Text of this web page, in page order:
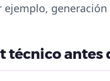
ejemplo,
técnico antes